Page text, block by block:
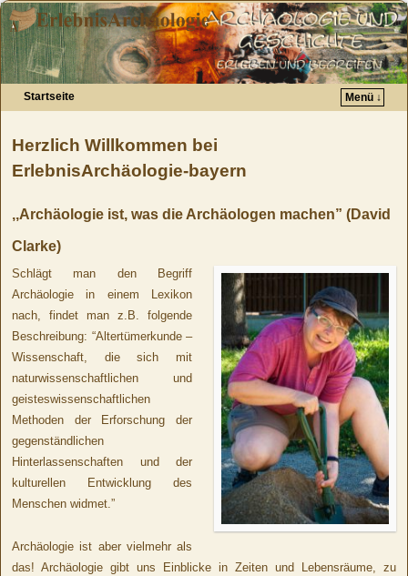
Startseite
Menü ↓
Herzlich Willkommen bei
ErlebnisArchäologie-bayern
,,Archäologie ist, was die Archäologen machen” (David
Clarke)
Schlägt man den Begriff
Archäologie in einem Lexikon
nach, findet man z.B. folgende
Beschreibung: “Altertümerkunde –
Wissenschaft, die sich mit
naturwissenschaftlichen und
geisteswissenschaftlichen
Methoden der Erforschung der
gegenständlichen
Hinterlassenschaften und der
kulturellen Entwicklung des
Menschen widmet.”
Archäologie ist aber vielmehr als
das! Archäologie gibt uns Einblicke in Zeiten und Lebensräume, zu